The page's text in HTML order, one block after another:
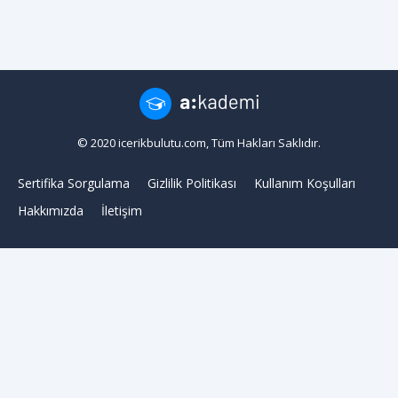
© 2020 icerikbulutu.com, Tüm Hakları Saklıdır.
Sertifika Sorgulama Gizlilik Politikası
Kullanım Koşulları
Hakkımızda
İletişim